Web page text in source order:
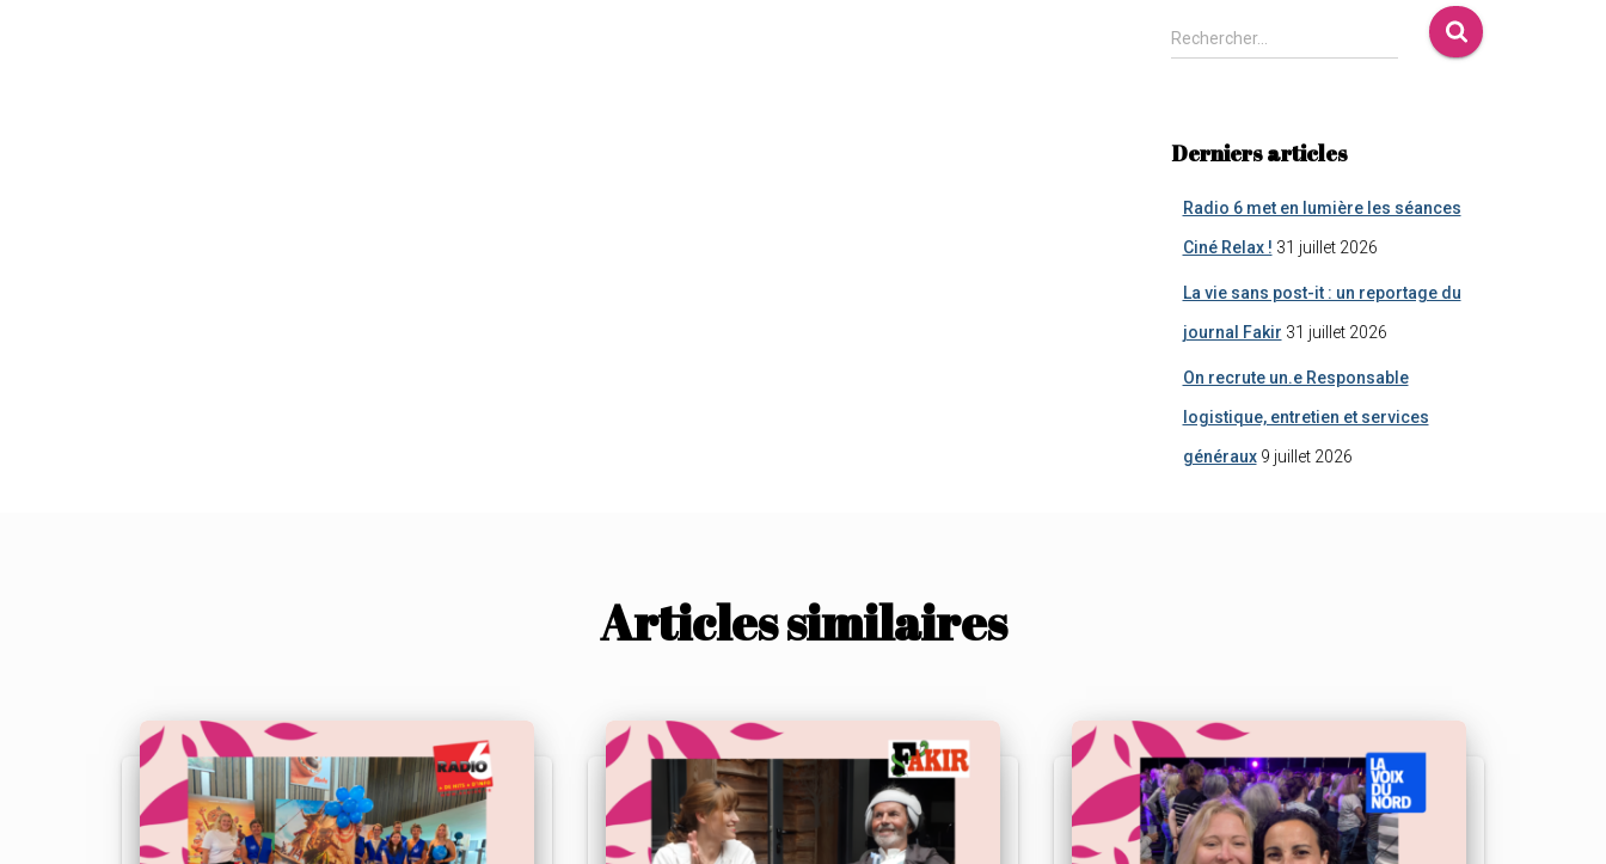
Rechercher…
Derniers articles
Radio 6 met en lumière les séances
Ciné Relax ! 31 juillet 2026
La vie sans post-it : un reportage du
journal Fakir 31 juillet 2026
On recrute un.e Responsable
logistique, entretien et services
généraux 9 juillet 2026
Articles similaires